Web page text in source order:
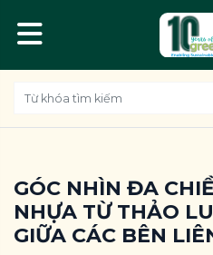
GÓC NHÌN ĐA
NHỰA TỪ THẢO
GIỮA CÁC BÊN